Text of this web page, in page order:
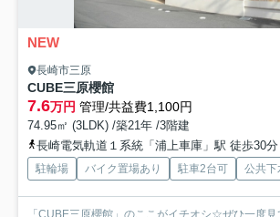
NEW
長崎市三原
CUBE三原櫻館
7.6万円 管理/共益費1,100円
74.95㎡ (3LDK) /築21年 /3階建
長崎電気軌道１系統「浦上車庫」駅 徒歩30分
駐輪場 バイク置場あり 駐車2台可 公共下